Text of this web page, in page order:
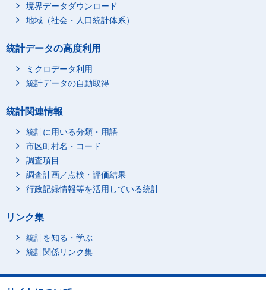
境界データダウンロード
地域（社会・人口統計体系）
統計データの高度利用
ミクロデータ利用
統計データの自動取得
統計関連情報
統計に用いる分類・用語
市区町村名・コード
調査項目
調査計画／点検・評価結果
行政記録情報等を活用している統計
リンク集
統計を知る・学ぶ
統計関係リンク集